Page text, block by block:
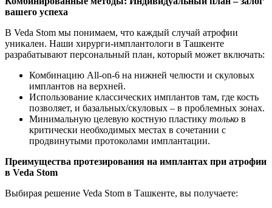
вашего успеха
В Veda Stom мы понимаем, что каждый случай атрофии
уникален. Наши хирурги-имплантологи в Ташкенте
разрабатывают персональный план, который может включать:
Комбинацию All-on-6 на нижней челюсти и скуловых
имплантов на верхней.
Использование классических имплантов там, где кость
позволяет, и базальных/скуловых – в проблемных зонах.
Минимальную целевую костную пластику только в
критически необходимых местах в сочетании с
продвинутыми протоколами имплантации.
Преимущества протезирования на имплантах при атрофии
в Veda Stom
Выбирая решение Veda Stom в Ташкенте, вы получаете: